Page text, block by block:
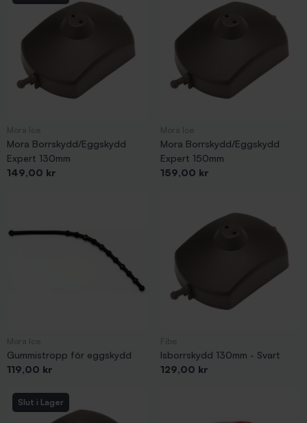
Mora Borrskydd/Eggskydd
Expert 130mm
Pris
149,00 kr
Mora Borrskydd/Eggskydd
Expert 150mm
Pris
159,00 kr
Gummistropp för eggskydd
Pris
119,00 kr
Isborrskydd 130mm - Svart
Pris
129,00 kr
Slut i Lager